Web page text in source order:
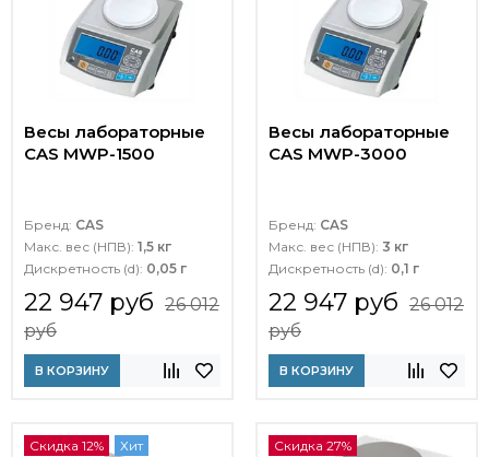
Весы лабораторные
CAS MWP-1500
Бренд: CAS
Макс. вес (НПВ): 1,5 кг
Дискретность (d): 0,05 г
22 947 руб 26 012
руб
В КОРЗИНУ
Весы лабораторные
CAS MWP-3000
Бренд: CAS
Макс. вес (НПВ): 3 кг
Дискретность (d): 0,1 г
22 947 руб 26 012
руб
В КОРЗИНУ
Скидка 12% Хит Скидка 27%